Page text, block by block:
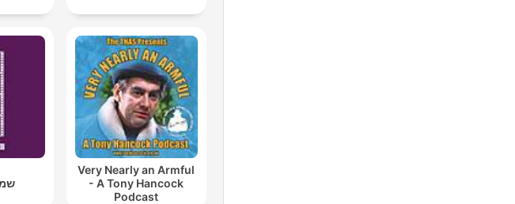
Very Nearly an Armful
- A Tony Hancock
Podcast